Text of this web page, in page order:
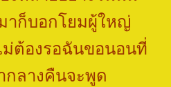
าก็บอกโยมผู้ใหญ่
ม่ต้องรอฉันขอนอนที่
กลางคืนจะพูด